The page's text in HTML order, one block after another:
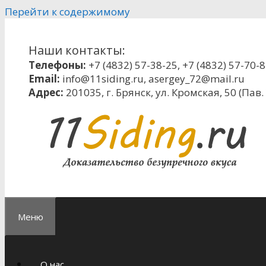
Перейти к содержимому
Наши контакты:
Телефоны: +7 (4832) 57-38-25, +7 (4832) 57-70-
Email: info@11siding.ru, asergey_72@mail.ru
Адрес: 201035, г. Брянск, ул. Кромская, 50 (Пав.
Меню